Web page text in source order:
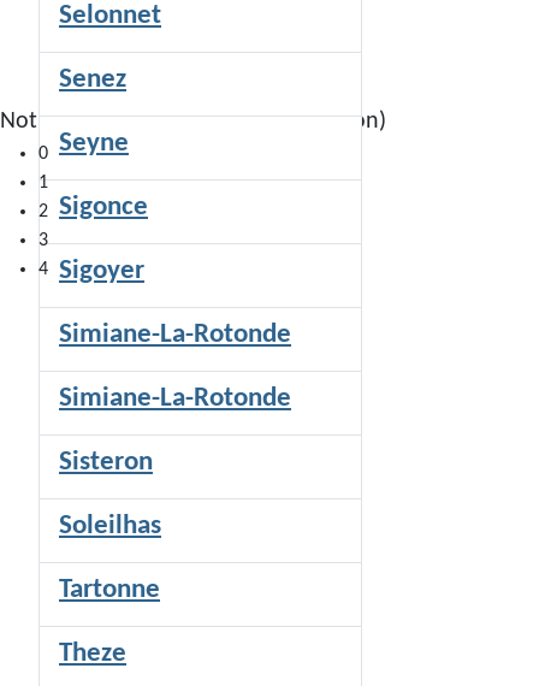
Notre-Dame-de-Gratemoine (Séranon)
0
1
2
3
4
Selonnet
Senez
Seyne
Sigonce
Sigoyer
Simiane-La-Rotonde
Simiane-La-Rotonde
Sisteron
Soleilhas
Tartonne
Theze